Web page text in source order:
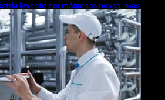
investe em máquinas novas, mas
tecnológica avança lentamente